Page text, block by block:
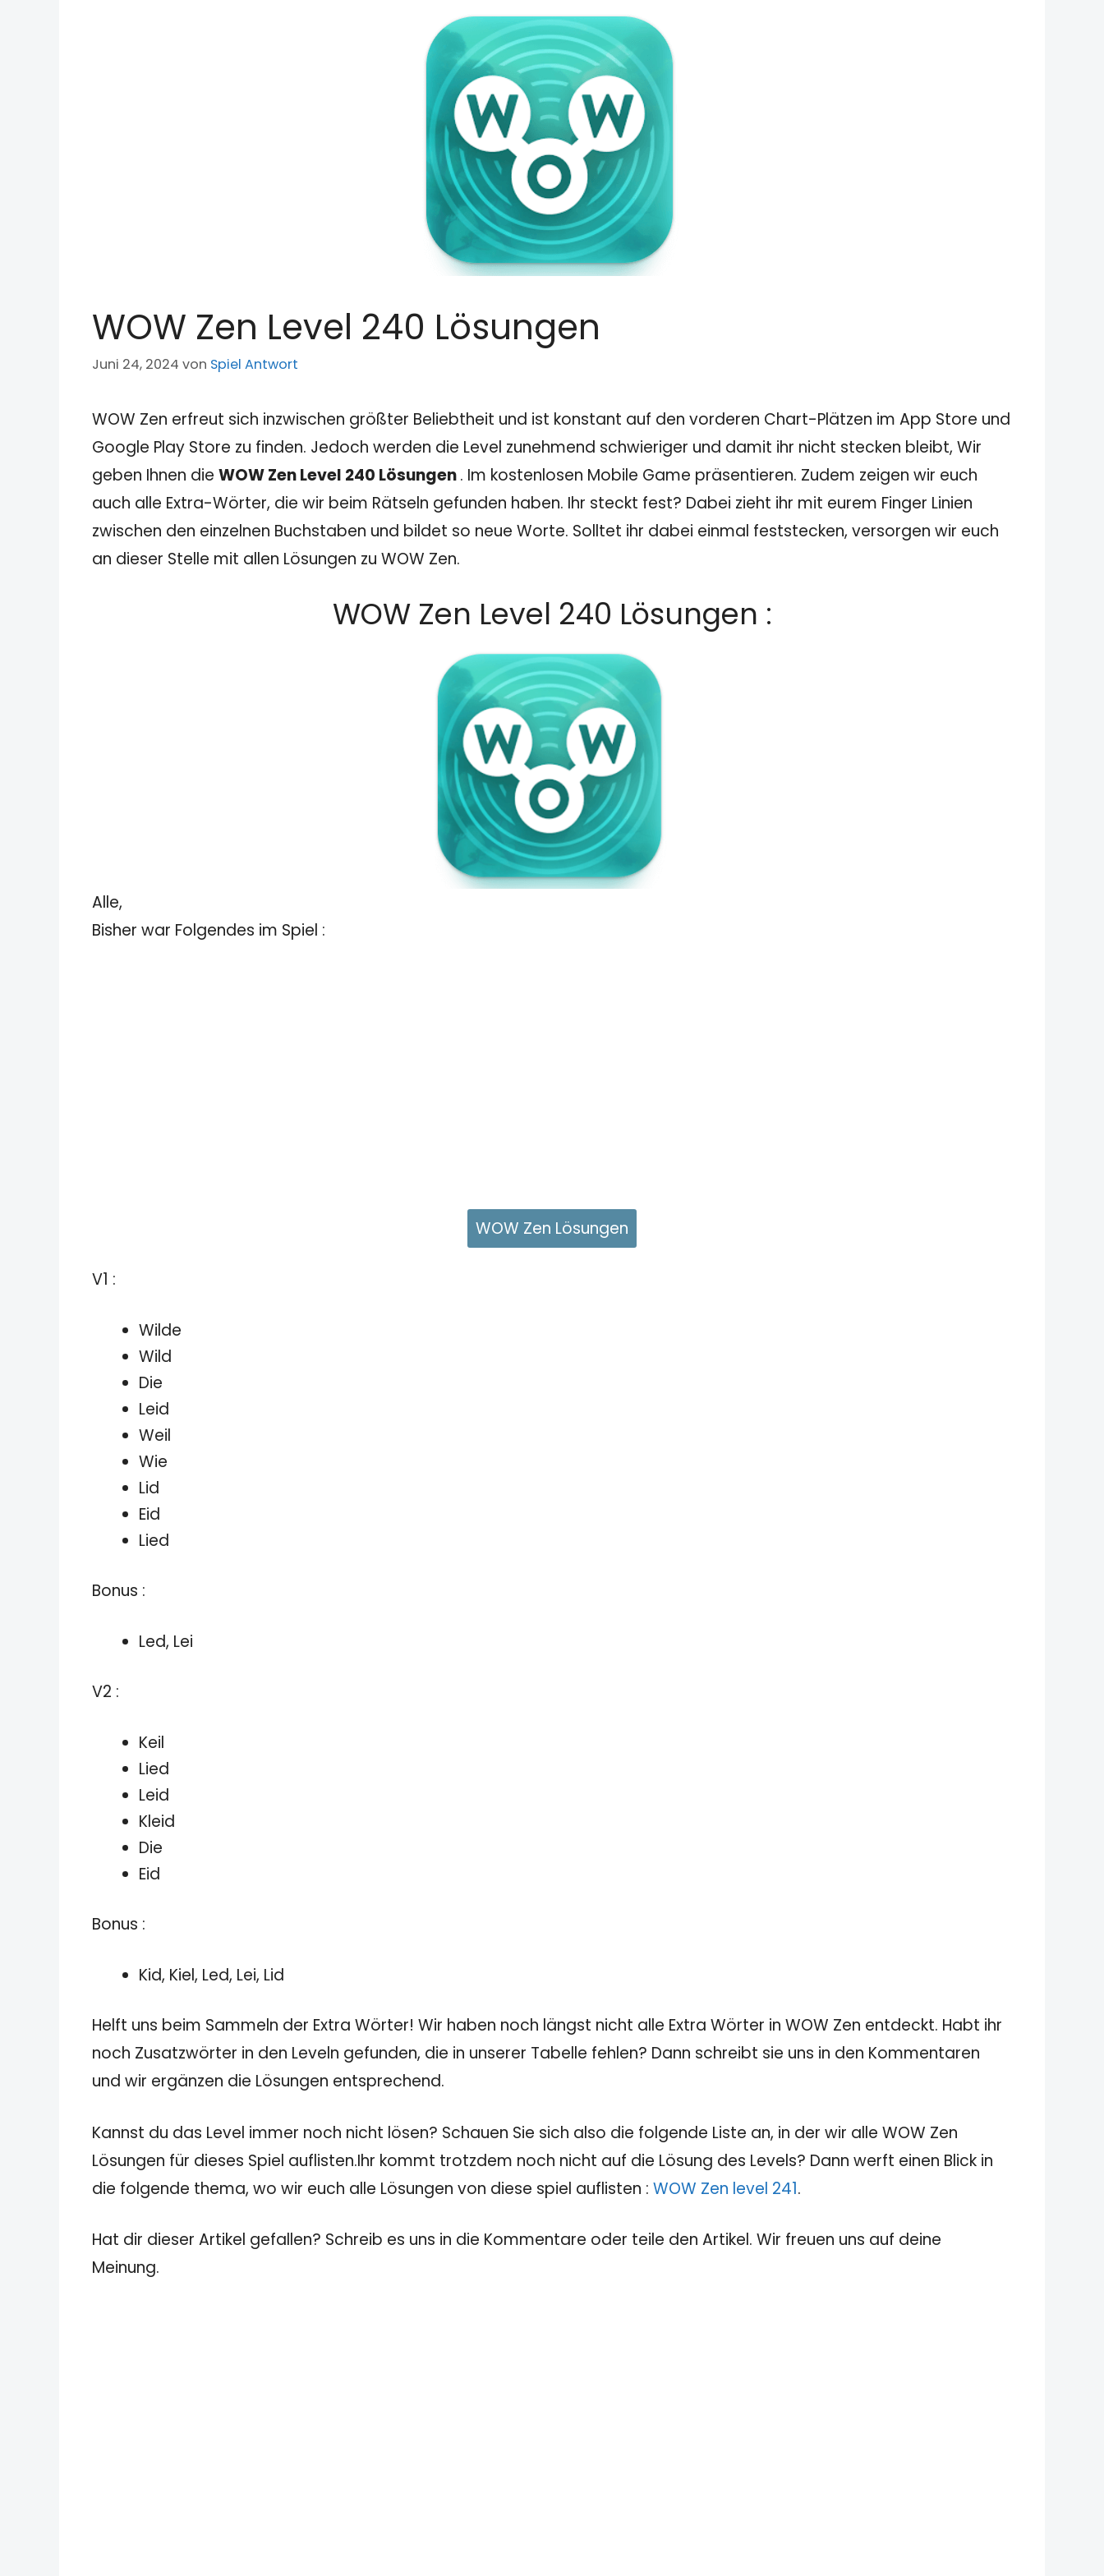
WOW Zen Level 240 Lösungen
Juni 24, 2024 von Spiel Antwort
WOW Zen erfreut sich inzwischen größter Beliebtheit und ist konstant auf den vorderen Chart-Plätzen im App Store und
Google Play Store zu finden. Jedoch werden die Level zunehmend schwieriger und damit ihr nicht stecken bleibt, Wir
geben Ihnen die WOW Zen Level 240 Lösungen. Im kostenlosen Mobile Game präsentieren. Zudem zeigen wir euch
auch alle Extra-Wörter, die wir beim Rätseln gefunden haben. Ihr steckt fest? Dabei zieht ihr mit eurem Finger Linien
zwischen den einzelnen Buchstaben und bildet so neue Worte. Solltet ihr dabei einmal feststecken, versorgen wir euch
an dieser Stelle mit allen Lösungen zu WOW Zen.
WOW Zen Level 240 Lösungen :
Alle,
Bisher war Folgendes im Spiel :
WOW Zen Lösungen
V1 :
Wilde
Wild
Die
Leid
Weil
Wie
Lid
Eid
Lied
Bonus :
Led, Lei
V2 :
Keil
Lied
Leid
Kleid
Die
Eid
Bonus :
Kid, Kiel, Led, Lei, Lid
Helft uns beim Sammeln der Extra Wörter! Wir haben noch längst nicht alle Extra Wörter in WOW Zen entdeckt. Habt ihr
noch Zusatzwörter in den Leveln gefunden, die in unserer Tabelle fehlen? Dann schreibt sie uns in den Kommentaren
und wir ergänzen die Lösungen entsprechend.
Kannst du das Level immer noch nicht lösen? Schauen Sie sich also die folgende Liste an, in der wir alle WOW Zen
Lösungen für dieses Spiel auflisten.Ihr kommt trotzdem noch nicht auf die Lösung des Levels? Dann werft einen Blick in
die folgende thema, wo wir euch alle Lösungen von diese spiel auflisten : WOW Zen level 241.
Hat dir dieser Artikel gefallen? Schreib es uns in die Kommentare oder teile den Artikel. Wir freuen uns auf deine
Meinung.